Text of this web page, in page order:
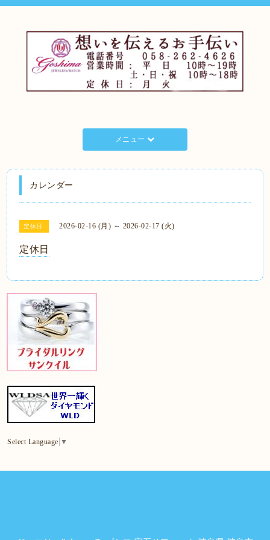
メニュー
カレンダー
定休日 2026-02-16 (月) ～ 2026-02-17 (火)
定休日
Select Language ▼